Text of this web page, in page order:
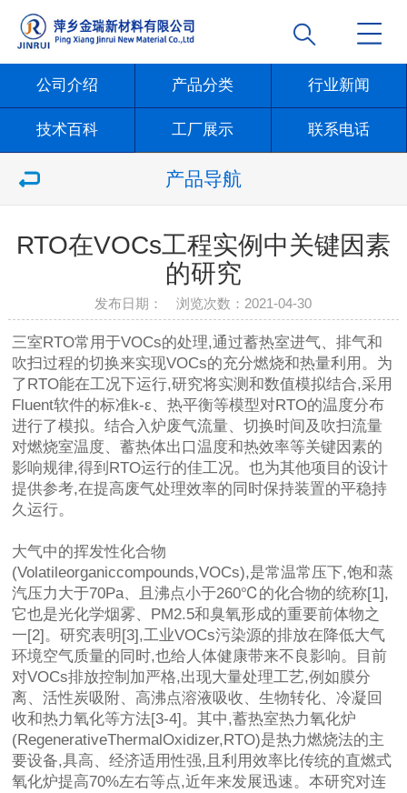
公司介绍 产品分类 行业新闻
技术百科 工厂展示 联系电话
产品导航
RTO在VOCs工程实例中关键因素
的研究
发布日期： 浏览次数： 2021-04-30
三室RTO常用于VOCs的处理,通过蓄热室进气、排气和
吹扫过程的切换来实现VOCs的充分燃烧和热量利用。为
了RTO能在工况下运行,研究将实测和数值模拟结合,采用
Fluent软件的标准k-ε、热平衡等模型对RTO的温度分布
进行了模拟。结合入炉废气流量、切换时间及吹扫流量
对燃烧室温度、蓄热体出口温度和热效率等关键因素的
影响规律,得到RTO运行的佳工况。也为其他项目的设计
提供参考,在提高废气处理效率的同时保持装置的平稳持
久运行。
大气中的挥发性化合物
(Volatileorganiccompounds,VOCs),是常温常压下,饱和蒸
汽压力大于70Pa、且沸点小于260℃的化合物的统称[1],
它也是光化学烟雾、PM2.5和臭氧形成的重要前体物之
一[2]。研究表明[3],工业VOCs污染源的排放在降低大气
环境空气质量的同时,也给人体健康带来不良影响。目前
对VOCs排放控制加严格,出现大量处理工艺,例如膜分
离、活性炭吸附、高沸点溶液吸收、生物转化、冷凝回
收和热力氧化等方法[3-4]。其中,蓄热室热力氧化炉
(RegenerativeThermalOxidizer,RTO)是热力燃烧法的主
要设备,具高、经济适用性强,且利用效率比传统的直燃式
氧化炉提高70%左右等点,近年来发展迅速。本研究对连